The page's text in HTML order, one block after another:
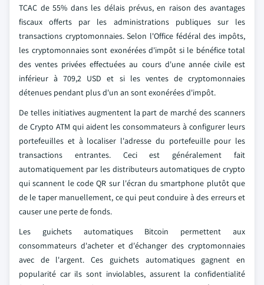
TCAC de 55% dans les délais prévus, en raison des avantages
fiscaux offerts par les administrations publiques sur les
transactions cryptomonnaies. Selon l'Office fédéral des impôts,
les cryptomonnaies sont exonérées d'impôt si le bénéfice total
des ventes privées effectuées au cours d'une année civile est
inférieur à 709,2 USD et si les ventes de cryptomonnaies
détenues pendant plus d'un an sont exonérées d'impôt.
De telles initiatives augmentent la part de marché des scanners
de Crypto ATM qui aident les consommateurs à configurer leurs
portefeuilles et à localiser l'adresse du portefeuille pour les
transactions entrantes. Ceci est généralement fait
automatiquement par les distributeurs automatiques de crypto
qui scannent le code QR sur l'écran du smartphone plutôt que
de le taper manuellement, ce qui peut conduire à des erreurs et
causer une perte de fonds.
Les guichets automatiques Bitcoin permettent aux
consommateurs d'acheter et d'échanger des cryptomonnaies
avec de l'argent. Ces guichets automatiques gagnent en
popularité car ils sont inviolables, assurent la confidentialité